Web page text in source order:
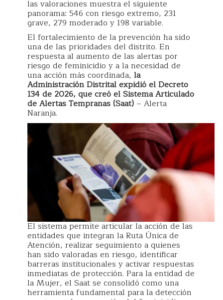
las valoraciones muestra el siguiente
panorama: 546 con riesgo extremo, 231
grave, 279 moderado y 198 variable.
El fortalecimiento de la prevención ha sido
una de las prioridades del distrito. En
respuesta al aumento de las alertas por
riesgo de feminicidio y a la necesidad de
una acción más coordinada, la
Administración Distrital expidió el Decreto
134 de 2026, que creó el Sistema Articulado
de Alertas Tempranas (Saat) – Alerta
Naranja.
El sistema permite articular la acción de las
entidades que integran la Ruta Única de
Atención, realizar seguimiento a quienes
han sido valoradas en riesgo, identificar
barreras institucionales y activar respuestas
inmediatas de protección. Para la entidad de
la Mujer, el Saat se consolidó como una
herramienta fundamental para la detección